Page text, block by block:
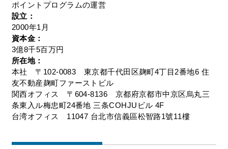
ポイントプログラムの運営
設立：
2000年1月
資本金：
3億8千5百万円
所在地：
本社 〒102-0083 東京都千代田区麹町4丁目2番地6 住
友不動産麹町ファーストビル
関西オフィス 〒604-8136 京都府京都市中京区烏丸三
条東入ル梅忠町24番地 三条COHJUビル 4F
台湾オフィス 11047 台北市信義區松智路1號11樓